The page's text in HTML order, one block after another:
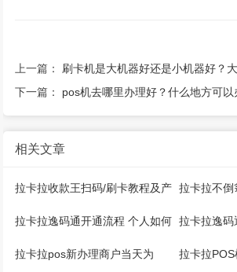
上一篇： 刷卡机是大机器好还是小机器好？
下一篇： pos机去哪里办理好？什么地方可以
相关文章
拉卡拉收款王扫码/刷卡教程及产
品说明
拉卡拉不
箱操作手册
拉卡拉逸码通开通流程 个人如何
注册？
拉卡拉逸
更加简单！
拉卡拉pos新办理商户当天为
拉卡拉